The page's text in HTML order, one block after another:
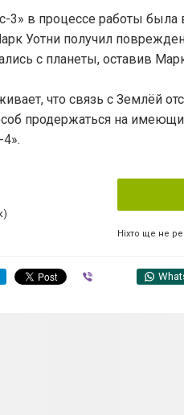
3» в процессе работы
Уотни получил
с планеты, оставив
что связь с Землёй
продержаться на
Ніхто ще не